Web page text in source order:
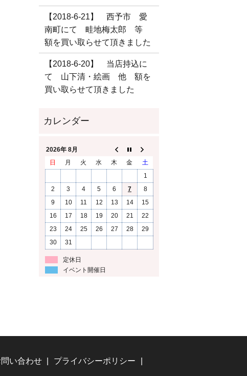
【2018-6-21】 西予市 愛
南町にて 畦地梅太郎 等
額を買い取らせて頂きました
【2018-6-20】 当店持込に
て 山下清・絵画 他 額を
買い取らせて頂きました
2026年 8月
日
月 火 水 木 金
土
1
2
3 4 5 6 7
8
9
10 11 12 13 14
15
16
17 18 19 20 21
22
23
24 25 26 27 28
29
30
31
定休日
イベント開催日
い合わせ
プライバシーポリシー